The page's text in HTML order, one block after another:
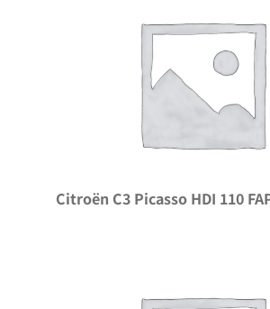
Citroën C3 Picasso HDI 110